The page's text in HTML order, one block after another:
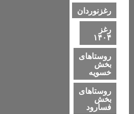
رغزنوردان
رغز
۱۴۰۴
روستاهای
بخش
خسویه
روستاهای
بخش
فسارود